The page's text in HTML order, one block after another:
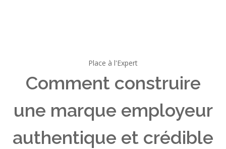
Place à l'Expert
Comment construire
une marque employeur
authentique et crédible